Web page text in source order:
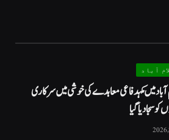
آباد
میں مکہدفاعی معاہدے کی خوشی میں سرکاری
کو سجا دیا گیا